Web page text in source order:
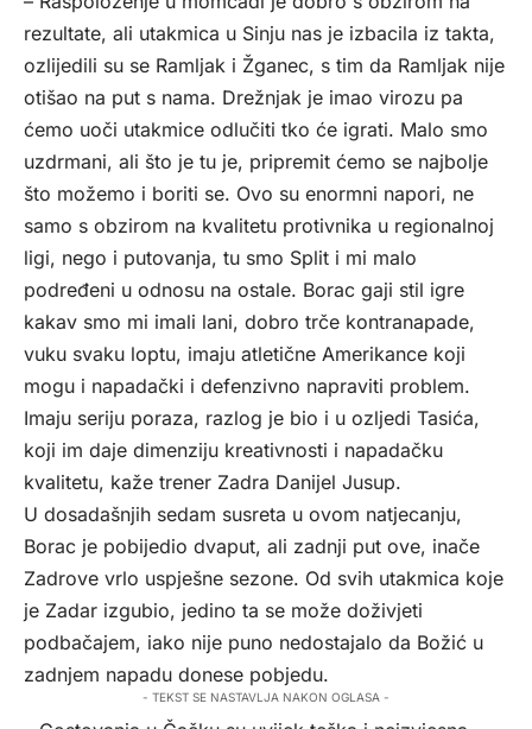
rezultate, ali utakmica u Sinju nas je izbacila iz takta,
ozlijedili su se Ramljak i Žganec, s tim da Ramljak nije
otišao na put s nama. Drežnjak je imao virozu pa
ćemo uoči utakmice odlučiti tko će igrati. Malo smo
uzdrmani, ali što je tu je, pripremit ćemo se najbolje
što možemo i boriti se. Ovo su enormni napori, ne
samo s obzirom na kvalitetu protivnika u regionalnoj
ligi, nego i putovanja, tu smo Split i mi malo
podređeni u odnosu na ostale. Borac gaji stil igre
kakav smo mi imali lani, dobro trče kontranapade,
vuku svaku loptu, imaju atletične Amerikance koji
mogu i napadački i defenzivno napraviti problem.
Imaju seriju poraza, razlog je bio i u ozljedi Tasića,
koji im daje dimenziju kreativnosti i napadačku
kvalitetu, kaže trener Zadra Danijel Jusup.
U dosadašnjih sedam susreta u ovom natjecanju,
Borac je pobijedio dvaput, ali zadnji put ove, inače
Zadrove vrlo uspješne sezone. Od svih utakmica koje
je Zadar izgubio, jedino ta se može doživjeti
podbačajem, iako nije puno nedostajalo da Božić u
zadnjem napadu donese pobjedu.
- TEKST SE NASTAVLJA NAKON OGLASA -